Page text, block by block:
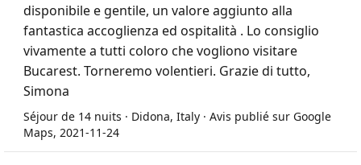
disponibile e gentile, un valore aggiunto alla
fantastica accoglienza ed ospitalità . Lo consiglio
vivamente a tutti coloro che vogliono visitare
Bucarest. Torneremo volentieri. Grazie di tutto,
Simona
Séjour de 14 nuits · Didona, Italy · Avis publié sur Google
Maps, 2021-11-24